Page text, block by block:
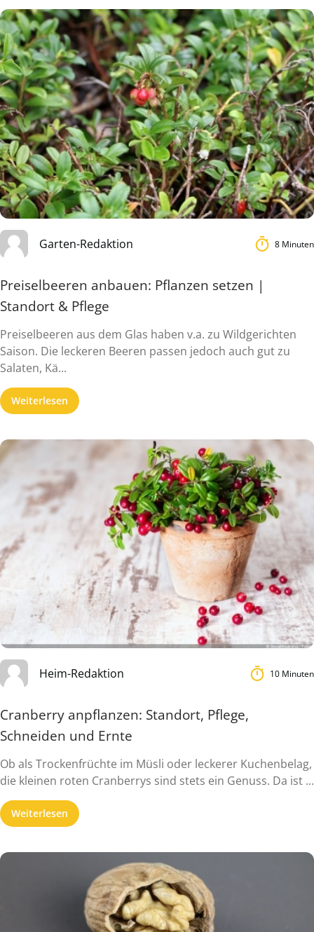
Garten-Redaktion 8 Minuten
Preiselbeeren anbauen: Pflanzen setzen |
Standort & Pflege
Preiselbeeren aus dem Glas haben v.a. zu Wildgerichten
Saison. Die leckeren Beeren passen jedoch auch gut zu
Salaten, Kä...
Weiterlesen
Heim-Redaktion 10 Minuten
Cranberry anpflanzen: Standort, Pflege,
Schneiden und Ernte
Ob als Trockenfrüchte im Müsli oder leckerer Kuchenbelag,
die kleinen roten Cranberrys sind stets ein Genuss. Da ist ...
Weiterlesen